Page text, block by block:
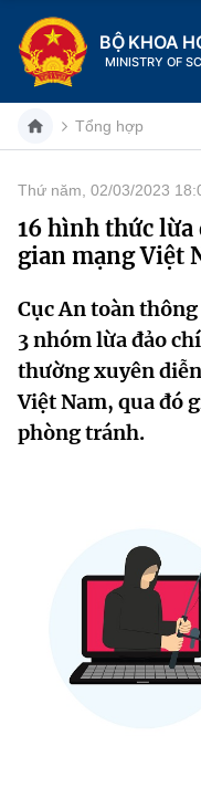
BỘ KHOA
MINISTRY OF
Danh mục
Trang chủ
Giới thiệu
Chức năng nhiệm
Cơ cấu tổ chức
Sở Khoa học và
Tin tức sự kiện
Khoa học và Công
Bưu chính, Viễn
Sở hữu trí tuệ
Tiêu chuẩn, đo
Dịch vụ công
Văn bản chỉ đạo
Lấy ý kiến người
Khoa học và Công
Đổi mới sáng tạo
Multimedia
THƯ ĐIỆN TỬ
Tổng hợp
Thứ năm, 02/03/2023
16 hình thức
gian mạng Việt
Cục An toàn
3 nhóm lừa đảo
thường xuyên
Việt Nam, qua đó
phòng tránh.